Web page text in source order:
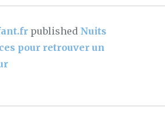
published Nuits
pour retrouver un